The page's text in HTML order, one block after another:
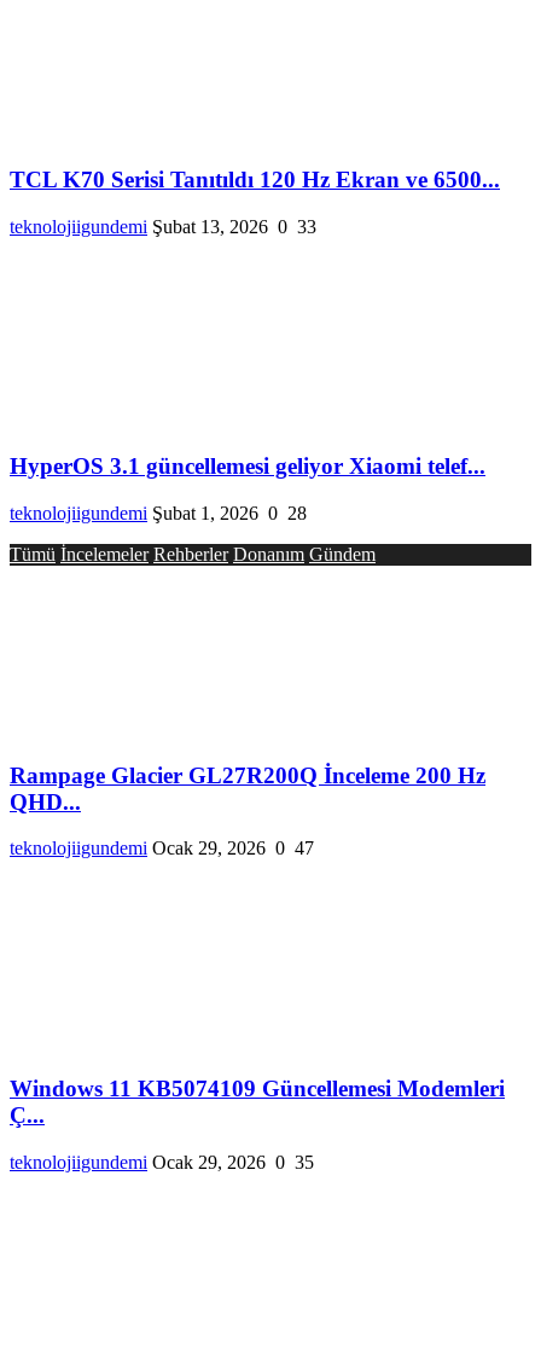
TCL K70 Serisi Tanıtıldı 120 Hz Ekran ve 6500...
teknolojiigundemi Şubat 13, 2026 0 33
HyperOS 3.1 güncellemesi geliyor Xiaomi telef...
teknolojiigundemi Şubat 1, 2026 0 28
Tümü İncelemeler Rehberler Donanım Gündem
Rampage Glacier GL27R200Q İnceleme 200 Hz
QHD...
teknolojiigundemi Ocak 29, 2026 0 47
Windows 11 KB5074109 Güncellemesi Modemleri
Ç...
teknolojiigundemi Ocak 29, 2026 0 35